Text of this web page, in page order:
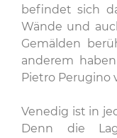
befindet sich
Wände und
Gemälden
anderem
Pietro Perugino
Venedig ist in
Denn die